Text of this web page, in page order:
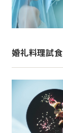
婚礼料理試食